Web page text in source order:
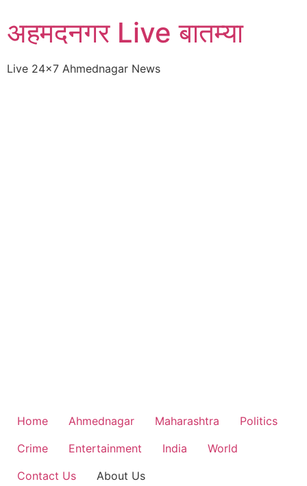
to
content
अहमदनगर Live बातम्या
Live 24×7 Ahmednagar News
Home Ahmednagar Maharashtra
Politics
Crime
Entertainment India
World
Contact Us
About Us